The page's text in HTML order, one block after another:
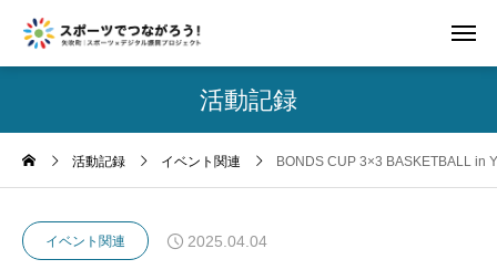
活動記録
活動記録 イベント関連 BONDS CUP 3×3 BASKETBALL in
イベント関連 2025.04.04